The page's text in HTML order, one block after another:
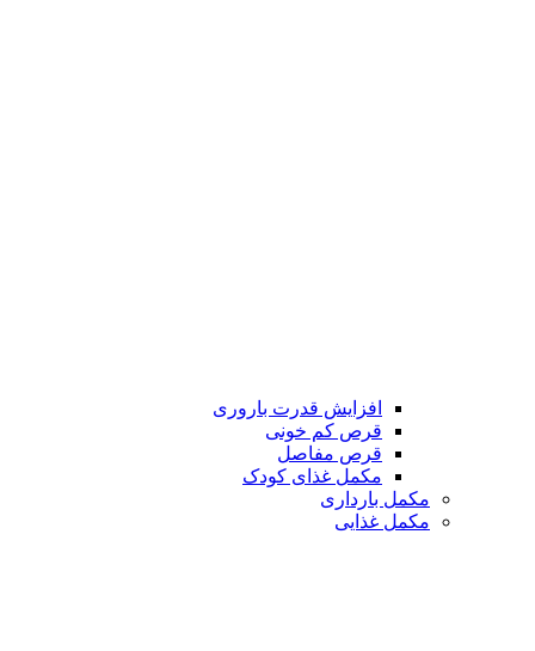
افزایش قدرت باروری
قرص کم خونی
قرص مفاصل
مکمل غذای کودک
مکمل بارداری
مکمل غذایی